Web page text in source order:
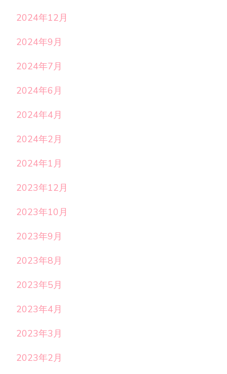
2024年12月
2024年9月
2024年7月
2024年6月
2024年4月
2024年2月
2024年1月
2023年12月
2023年10月
2023年9月
2023年8月
2023年5月
2023年4月
2023年3月
2023年2月